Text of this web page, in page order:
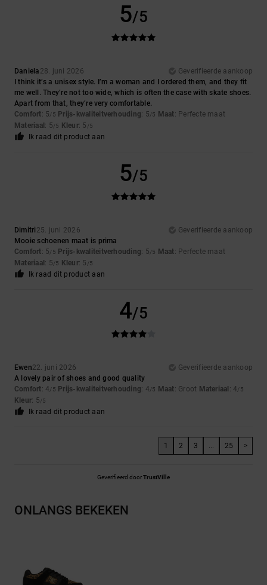
5/5
Daniela 28. juni 2026
Geverifieerde aankoop
I think it’s a unisex style. I’m a woman and I ordered them, and they fit
me well. They’re not too wide, which is often the case with skate shoes.
Apart from that, they’re very comfortable.
Comfort: 5/5 Prijs-kwaliteitverhouding: 5/5 Maat: Perfecte maat
Materiaal : 5/5 Kleur: 5 /5
Ik raad dit product aan
5/5
Dimitri 25. juni 2026
Geverifieerde aankoop
Mooie schoenen maat is prima
Comfort: 5/5 Prijs-kwaliteitverhouding: 5/5 Maat: Perfecte maat
Materiaal : 5/5 Kleur: 5 /5
Ik raad dit product aan
4/5
Ewen22. juni 2026
Geverifieerde aankoop
A lovely pair of shoes and good quality
Comfort: 4/5 Prijs-kwaliteitverhouding: 4/5 Maat: Groot Materiaal : 4/5
Kleur: 5/5
Ik raad dit product aan
1 2 3 ... 25 >
Geverifieerd doorTrustVille
ONLANGS BEKEKEN